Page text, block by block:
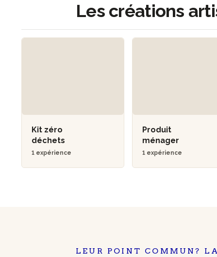
Les créations
Kit zéro
déchets
1 expérience
Produit
ménager
1 expérience
LEUR POINT COMMUN?